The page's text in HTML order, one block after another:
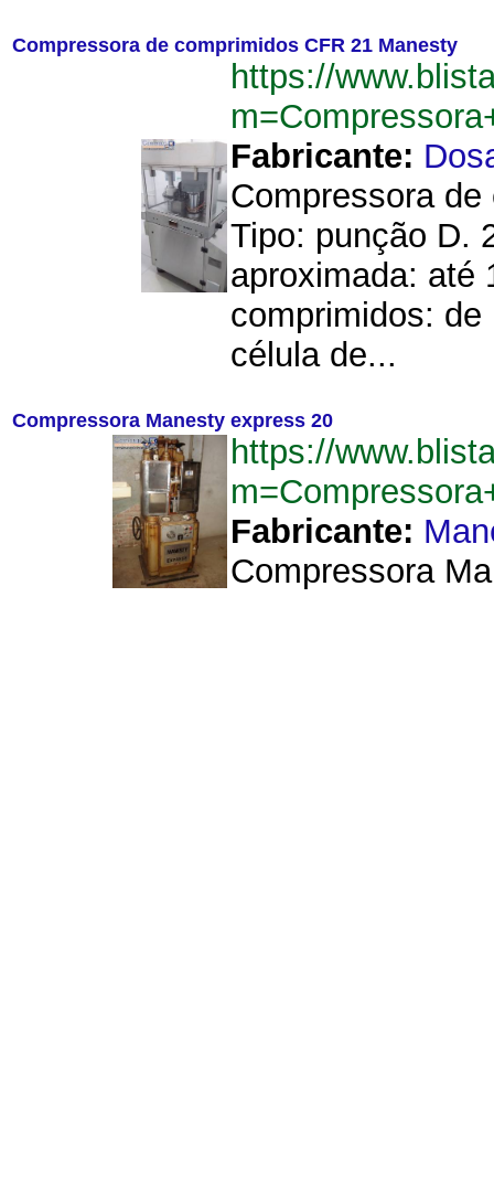
Compressora de comprimidos CFR 21 Manesty
https://
Fabricante:
Compressora
Tipo: punção D.
aproximada: até
comprimidos:
célula de...
Compressora Manesty express 20
https://
Fabricante:
Compressora